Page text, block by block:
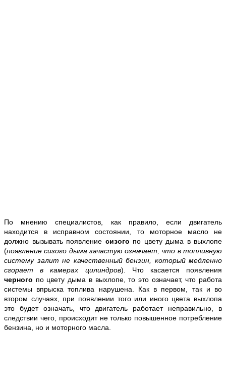
По мнению специалистов, как правило, если двигатель
находится в исправном состоянии, то моторное масло не
должно вызывать появление сизого по цвету дыма в выхлопе
(появление сизого дыма зачастую означает, что в топливную
систему залит не качественный бензин, который медленно
сгорает в камерах цилиндров). Что касается появления
черного по цвету дыма в выхлопе, то это означает, что работа
системы впрыска топлива нарушена. Как в первом, так и во
втором случаях, при появлении того или иного цвета выхлопа
это будет означать, что двигатель работает неправильно, в
следствии чего, происходит не только повышенное потребление
бензина, но и моторного масла.